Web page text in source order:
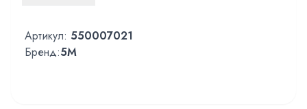
Артикул: 550007021
Бренд:5M